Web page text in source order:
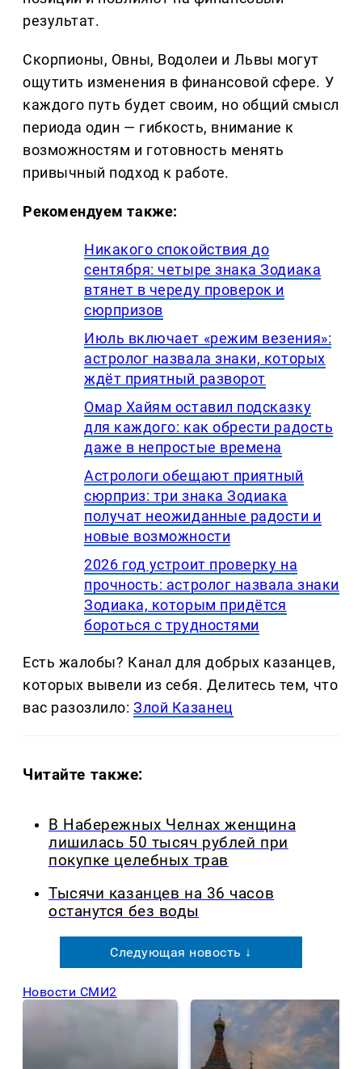
результат.
Скорпионы, Овны, Водолеи и Львы могут
ощутить изменения в финансовой сфере. У
каждого путь будет своим, но общий смысл
периода один — гибкость, внимание к
возможностям и готовность менять
привычный подход к работе.
Рекомендуем также:
Никакого спокойствия до
сентября: четыре знака Зодиака
втянет в череду проверок и
сюрпризов
Июль включает «режим везения»:
астролог назвала знаки, которых
ждёт приятный разворот
Омар Хайям оставил подсказку
для каждого: как обрести радость
даже в непростые времена
Астрологи обещают приятный
сюрприз: три знака Зодиака
получат неожиданные радости и
новые возможности
2026 год устроит проверку на
прочность: астролог назвала знаки
Зодиака, которым придётся
бороться с трудностями
Есть жалобы? Канал для добрых казанцев,
которых вывели из себя. Делитеcь тем, что
вас разозлило:Злой Казанец
Читайте также:
В Набережных Челнах женщина
лишилась 50 тысяч рублей при
покупке целебных трав
Тысячи казанцев на 36 часов
останутся без воды
Следующая новость ↓
Новости СМИ2